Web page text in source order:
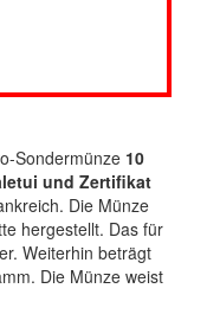
Sondermünze 10
und Zertifikat
Die Münze
hergestellt. Das für
Weiterhin beträgt
Die Münze weist